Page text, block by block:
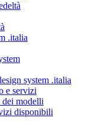
.italia
system .italia
e servizi
dei modelli
disponibili